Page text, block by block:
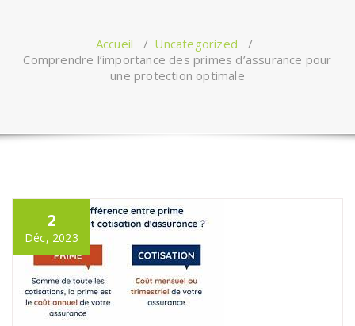
Accueil / Uncategorized /
Comprendre l’importance des primes d’assurance pour
une protection optimale
2
Déc, 2023